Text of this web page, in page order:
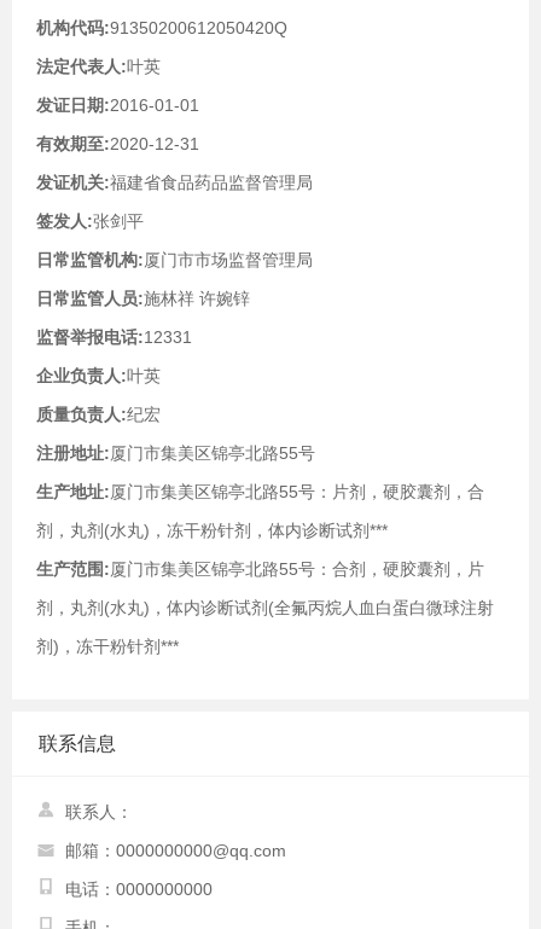
机构代码:91350200612050420Q
法定代表人:叶英
发证日期:2016-01-01
有效期至:2020-12-31
发证机关:福建省食品药品监督管理局
签发人:张剑平
日常监管机构:厦门市市场监督管理局
日常监管人员:施林祥 许婉锌
监督举报电话:12331
企业负责人:叶英
质量负责人:纪宏
注册地址:厦门市集美区锦亭北路55号
生产地址:厦门市集美区锦亭北路55号：片剂，硬胶囊剂，合
剂，丸剂(水丸)，冻干粉针剂，体内诊断试剂***
生产范围:厦门市集美区锦亭北路55号：合剂，硬胶囊剂，片
剂，丸剂(水丸)，体内诊断试剂(全氟丙烷人血白蛋白微球注射
剂)，冻干粉针剂***
联系信息
联系人：
邮箱：0000000000@qq.com
电话：0000000000